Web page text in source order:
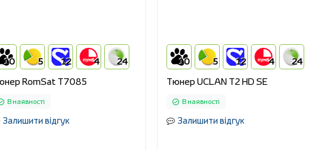
10 5 12 4 24
RomSat T7085
В наявності
Залишити відгук
10 5 12 4 24
Тюнер UCLAN T2 HD SE
В наявності
Залишити відгук